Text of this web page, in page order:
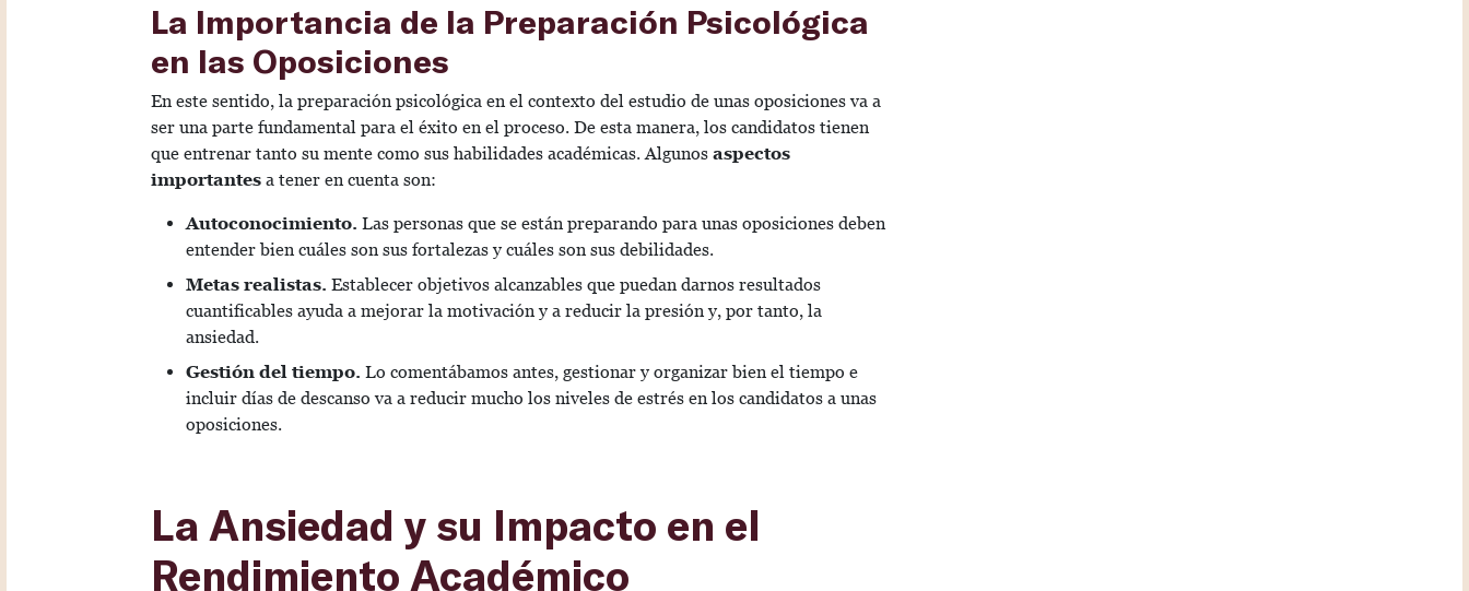
La Importancia de la Preparación Psicológica
en las Oposiciones
En este sentido, la preparación psicológica en el contexto del estudio de unas oposiciones va a
ser una parte fundamental para el éxito en el proceso. De esta manera, los candidatos tienen
que entrenar tanto su mente como sus habilidades académicas. Algunos aspectos
importantes a tener en cuenta son:
Autoconocimiento. Las personas que se están preparando para unas oposiciones deben
entender bien cuáles son sus fortalezas y cuáles son sus debilidades.
Metas realistas. Establecer objetivos alcanzables que puedan darnos resultados
cuantificables ayuda a mejorar la motivación y a reducir la presión y, por tanto, la
ansiedad.
Gestión del tiempo. Lo comentábamos antes, gestionar y organizar bien el tiempo e
incluir días de descanso va a reducir mucho los niveles de estrés en los candidatos a unas
oposiciones.
La Ansiedad y su Impacto en el
Rendimiento Académico